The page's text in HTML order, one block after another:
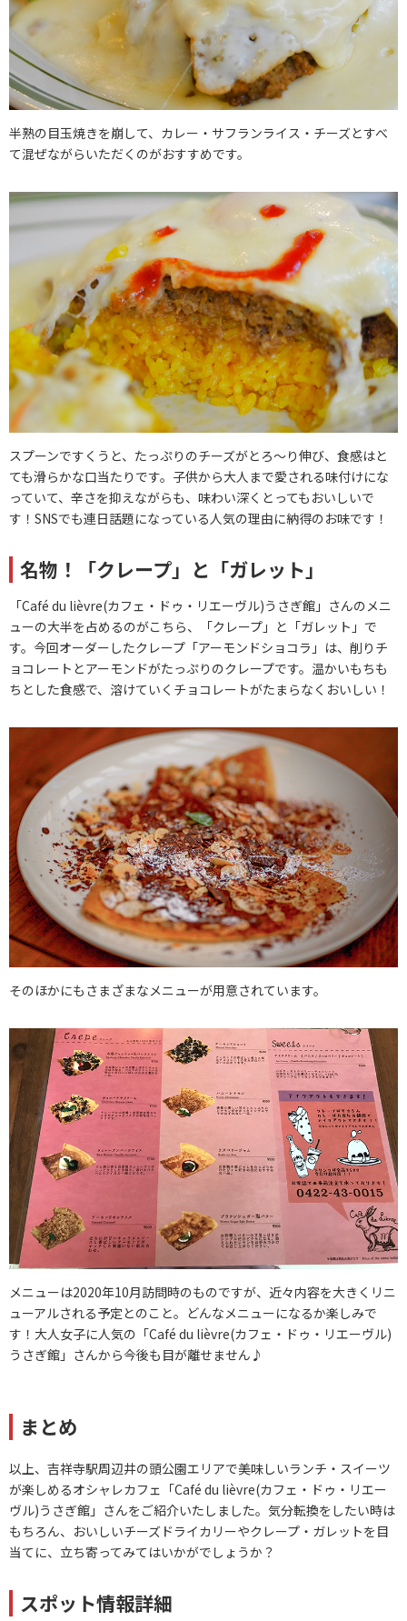
半熟の目玉焼きを崩して、カレー・サフランライス・チーズとすべ
て混ぜながらいただくのがおすすめです。
スプーンですくうと、たっぷりのチーズがとろ～り伸び、食感はと
ても滑らかな口当たりです。子供から大人まで愛される味付けにな
っていて、辛さを抑えながらも、味わい深くとってもおいしいで
す！SNSでも連日話題になっている人気の理由に納得のお味です！
名物！「クレープ」と「ガレット」
「Café du lièvre(カフェ・ドゥ・リエーヴル)うさぎ館」さんのメニ
ューの大半を占めるのがこちら、「クレープ」と「ガレット」で
す。今回オーダーしたクレープ「アーモンドショコラ」は、削りチ
ョコレートとアーモンドがたっぷりのクレープです。温かいもちも
ちとした食感で、溶けていくチョコレートがたまらなくおいしい！
そのほかにもさまざまなメニューが用意されています。
メニューは2020年10月訪問時のものですが、近々内容を大きくリニ
ューアルされる予定とのこと。どんなメニューになるか楽しみで
す！大人女子に人気の「Café du lièvre(カフェ・ドゥ・リエーヴル)
うさぎ館」さんから今後も目が離せません♪
まとめ
以上、吉祥寺駅周辺井の頭公園エリアで美味しいランチ・スイーツ
が楽しめるオシャレカフェ「Café du lièvre(カフェ・ドゥ・リエー
ヴル)うさぎ館」さんをご紹介いたしました。気分転換をしたい時は
もちろん、おいしいチーズドライカリーやクレープ・ガレットを目
当てに、立ち寄ってみてはいかがでしょうか？
スポット情報詳細